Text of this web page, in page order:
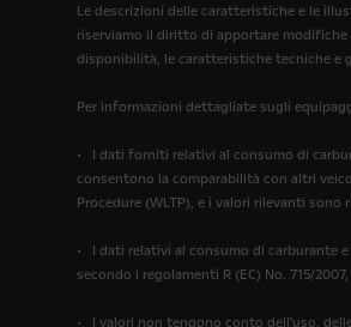
Le descrizioni delle caratteristiche e le
riserviamo il diritto di apportare
disponibilità, le caratteristiche tecniche e
Per informazioni dettagliate sugli
• I dati forniti relativi al consumo di
consentono la comparabilità con altri
Procedure (WLTP), e i valori rilevanti
• I dati relativi al consumo di carburante e
secondo i regolamenti R (EC) No. 715/2007,
• I valori non tengono conto dell'uso,